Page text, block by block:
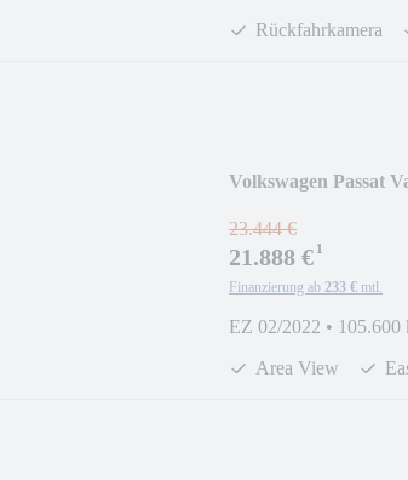
Rückfahrkamera
Volkswagen Passat
23.444 €
21.888 €¹
Finanzierung ab 233 € mtl.
EZ 02/2022 • 105.600
Area View